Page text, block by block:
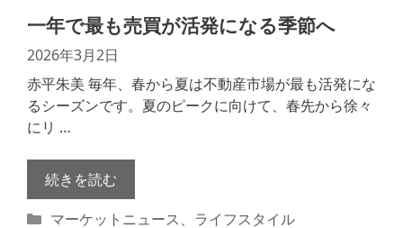
ー
一年で最も売買が活発になる季節へ
2026年3月2日
赤平朱美 毎年、春から夏は不動産市場が最も活発にな
るシーズンです。夏のピークに向けて、春先から徐々
にリ …
続きを読む
カ
マーケットニュース、 ライフスタイル